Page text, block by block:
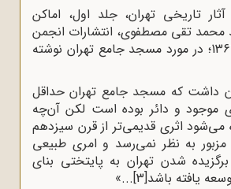
تاریخی تهران، جلد اول، اماکن
محمد تقی مصطفوی، انتشارات انجمن
آثار ملی در سال 1361؛ در مورد مسجد جامع تهران نوشته
داشت که مسجد جامع تهران حداقل
موجود و دائر بوده است لکن آن‌چه
می‌شود اثری قدیمی‌تر از قرن سیزدهم
به نظر نمی‌رسد و امری طبیعی
شدن تهران به پایتختی بنای
یافته باشد[3]
...»